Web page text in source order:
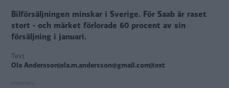
Bilförsäljningen minskar i Sverige. För Saab är raset
stort - och märket förlorade 60 procent av sin
försäljning i januari.
Text
Ola Andersson|ola.m.andersson@gmail.com|text